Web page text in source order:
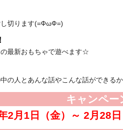
し切ります(=ФωФ=)
最新おもちゃで遊べます☆
の人とあんな話やこんな話ができる
キャンペー
2月1日（金）～ 2月28